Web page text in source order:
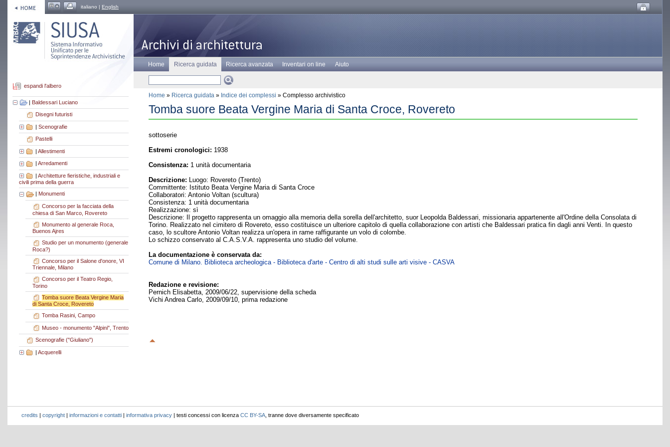
italiano | English
espandi l'albero
| Baldessari Luciano
Disegni futuristi
| Scenografie
Pastelli
| Allestimenti
Arredamenti
| Architetture fieristiche, industriali e
civili prima della guerra
Monumenti
Concorso per la facciata della
chiesa di San Marco, Rovereto
Monumento al generale Roca,
Buenos Ajres
Studio per un monumento (generale
Roca?)
Concorso per il Salone d'onore, VI
Triennale, Milano
Concorso per il Teatro Regio,
Torino
Tomba suore Beata Vergine Maria
di Santa Croce, Rovereto
Tomba Rasini, Campo
Museo - monumento "Alpini", Trento
Scenografie ("Giuliano")
| Acquerelli
Home Ricerca guidata Ricerca avanzata Inventari on line Aiuto
Home » Ricerca guidata » Indice dei complessi » Complesso archivistico
Tomba suore Beata Vergine Maria di Santa Croce, Rovereto
sottoserie
Estremi cronologici: 1938
Consistenza: 1 unità documentaria
Descrizione: Luogo: Rovereto (Trento)
Committente: Istituto Beata Vergine Maria di Santa Croce
Collaboratori: Antonio Voltan (scultura)
Consistenza: 1 unità documentaria
Realizzazione: sì
Descrizione: Il progetto rappresenta un omaggio alla memoria della sorella dell'architetto, suor Leopolda Baldessari, missionaria appartenente all'Ordine della Consolata di
Torino. Realizzato nel cimitero di Rovereto, esso costituisce un ulteriore capitolo di quella collaborazione con artisti che Baldessari pratica fin dagli anni Venti. In questo
caso, lo scultore Antonio Voltan realizza un'opera in rame raffigurante un volo di colombe.
Lo schizzo conservato al C.A.S.V.A. rappresenta uno studio del volume.
La documentazione è conservata da:
Comune di Milano. Biblioteca archeologica - Biblioteca d'arte - Centro di alti studi sulle arti visive - CASVA
Redazione e revisione:
Pernich Elisabetta, 2009/06/22, supervisione della scheda
Vichi Andrea Carlo, 2009/09/10, prima redazione
credits copyright informazioni e contatti informativa privacy | testi concessi con licenza CC BY-SA , tranne dove diversamente specificato